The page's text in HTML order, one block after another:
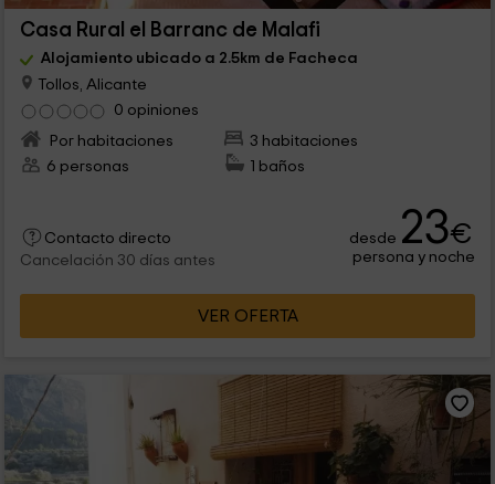
Casa Rural el Barranc de Malafi
Alojamiento ubicado a 2.5km de Facheca
Tollos, Alicante
0 opiniones
Por habitaciones
3 habitaciones
6 personas
1 baños
Contacto directo
Cancelación 30 días antes
desde 23€
persona y noche
VER OFERTA